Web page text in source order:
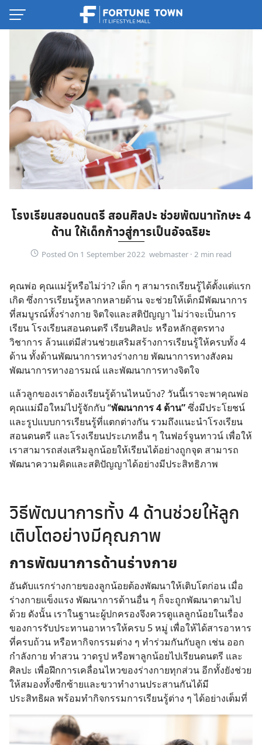
Skip
English
โรงเรียนสอนดนตรี สอนศิลปะ ช่วยพัฒนาทักษะ 4
ด้าน ให้เด็กก้าวสู่การเป็นอัจฉริยะ
Posted On 1 September 2022 webmaster ·
คุณพ่อ คุณแม่รู้หรือไม่ว่า? เด็ก ๆ สามารถเรียนรู้ได้ตั้งแต่แรก
เกิด ซึ่งการเรียนรู้หลากหลายด้าน จะช่วยให้เด็กมีพัฒนาการ
ที่สมบูรณ์ทั้งร่างกาย จิตใจและสติปัญญา ไม่ว่าจะเป็นการ
เรียน โรงเรียนสอนดนตรี เรียนศิลปะ หรือหลักสูตรทาง
วิชาการ ล้วนแต่มีส่วนช่วยเสริมสร้างการเรียนรู้ให้ครบทั้ง 4
ด้าน ทั้งด้านพัฒนาการทางร่างกาย พัฒนาการทางสังคม
พัฒนาการทางอารมณ์ และพัฒนาการทางจิตใจ
แล้วลูกของเราต้องเรียนรู้ด้านไหนบ้าง? วันนี้เราจะพาคุณพ่อ
คุณแม่มือใหม่ไปรู้จักกับ “พัฒนาการ 4 ด้าน”ซึ่งมีประโยชน์
และรูปแบบการเรียนรู้ที่แตกต่างกัน รวมถึงแนะนำโรงเรียน
สอนดนตรี และโรงเรียนประเภทอื่น ๆ ในฟอร์จูนทาวน์ เพื่อให้
เราสามารถส่งเสริมลูกน้อยให้เรียนได้อย่างถูกจุด สามารถ
พัฒนาความคิดและสติปัญญาได้อย่างมีประสิทธิภาพ
วิธีพัฒนาการทั้ง 4 ด้านช่วยให้ลูก
เติบโตอย่างมีคุณภาพ
การพัฒนาการด้านร่างกาย
อันดับแรกร่างกายของลูกน้อยต้องพัฒนาให้เติบโตก่อน เมื่อ
ร่างกายแข็งแรง พัฒนาการด้านอื่น ๆ ก็จะถูกพัฒนาตามไป
ด้วย ดังนั้น เราในฐานะผู้ปกครองจึงควรดูแลลูกน้อยในเรื่อง
ของการรับประทานอาหารให้ครบ 5 หมู่ เพื่อให้ได้สารอาหาร
ที่ครบถ้วน หรือหากิจกรรมต่าง ๆ ทำร่วมกันกับลูก เช่น ออก
กำลังกาย ทำสวน วาดรูป หรือพาลูกน้อยไปเรียนดนตรี และ
ศิลปะ เพื่อฝึกการเคลื่อนไหวของร่างกายทุกส่วน อีกทั้งยังช่วย
ให้สมองทั้งซีกซ้ายและขวาทำงานประสานกันได้มี
ประสิทธิผล พร้อมทำกิจกรรมการเรียนรู้ต่าง ๆ ได้อย่างเต็มที่